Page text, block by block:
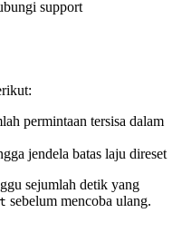
support
permintaan tersisa dalam
jendela batas laju direset
sejumlah detik yang
sebelum mencoba ulang.